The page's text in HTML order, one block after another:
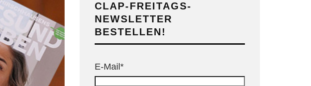
CLAP-FREITAGS-
NEWSLETTER
BESTELLEN!
E-Mail*